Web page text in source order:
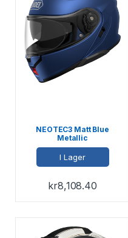
NEOTEC3 Matt Blue
Metallic
I Lager
kr8,108.40